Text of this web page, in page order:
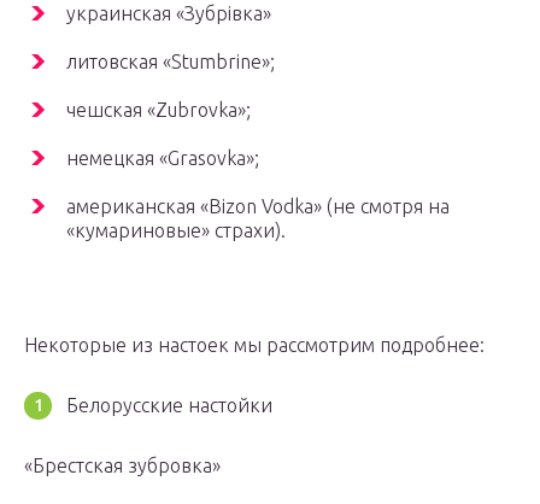
украинская «Зубрiвка»
литовская «Stumbrine»;
чешская «Zubrovka»;
немецкая «Grasovka»;
американская «Bizon Vodka» (не смотря на
«кумариновые» страхи).
Некоторые из настоек мы рассмотрим подробнее:
Белорусские настойки
«Брестская зубровка»